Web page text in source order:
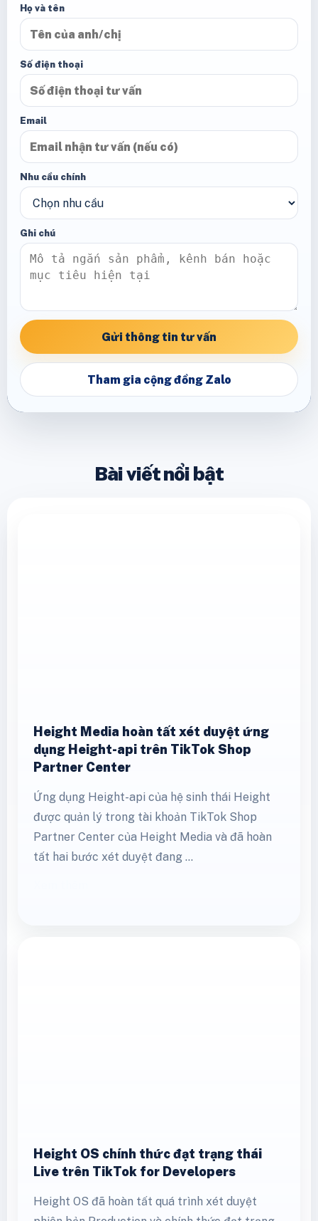
Họ và tên
Số điện thoại
Email
Nhu cầu chính
Ghi chú
Gửi thông tin tư vấn
Tham gia cộng đồng Zalo
Bài viết nổi bật
Height Media hoàn tất xét duyệt ứng
dụng Height-api trên TikTok Shop
Partner Center
Ứng dụng Height-api của hệ sinh thái Height
được quản lý trong tài khoản TikTok Shop
Partner Center của Height Media và đã hoàn
tất hai bước xét duyệt đang …
Height OS chính thức đạt trạng thái
Live trên TikTok for Developers
Height OS đã hoàn tất quá trình xét duyệt